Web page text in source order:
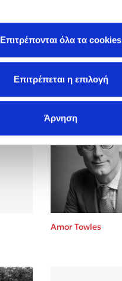
Επιτρέπονται όλα τα cookies
Επιτρέπεται η επιλογή
Άρνηση
Altea Villa
Amor Towles